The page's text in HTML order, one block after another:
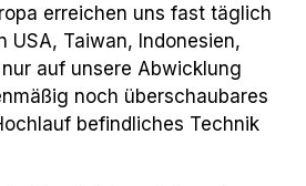
erreichen uns fast täglich
USA, Taiwan, Indonesien,
auf unsere Abwicklung
noch überschaubares
befindliches Technik